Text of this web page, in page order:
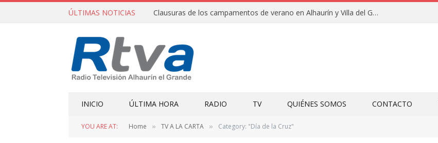
ÚLTIMAS NOTICIAS Clausuras de los campamentos de verano en Alhaurín y Villa del Guadalhorce 2026
INICIO ÚLTIMA HORA RADIO TV QUIÉNES SOMOS CONTACTO
YOU ARE AT: Home » TV A LA CARTA » Category: "Día de la Cruz"